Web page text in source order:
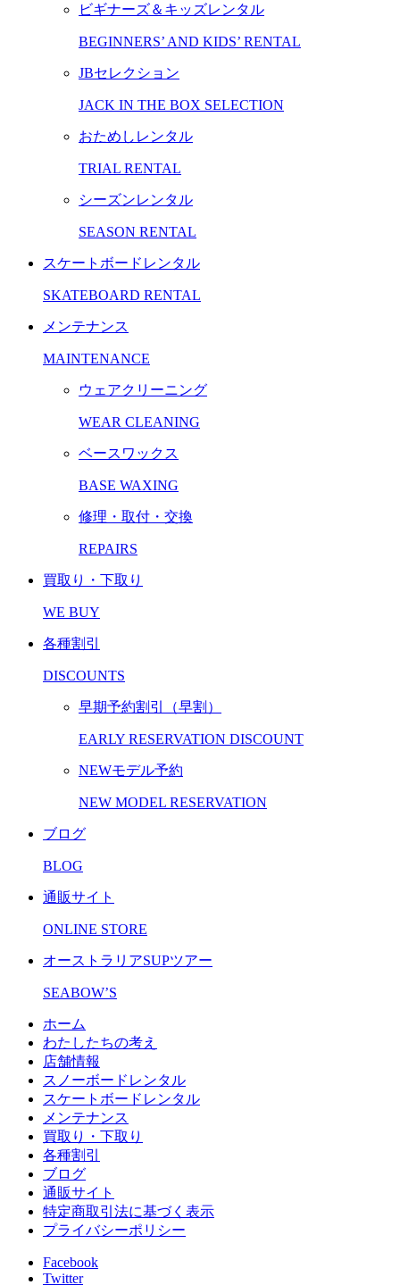
ビギナーズ＆キッズレンタル
BEGINNERS’ AND KIDS’ RENTAL
JBセレクション
JACK IN THE BOX SELECTION
おためしレンタル
TRIAL RENTAL
シーズンレンタル
SEASON RENTAL
スケートボードレンタル
SKATEBOARD RENTAL
メンテナンス
MAINTENANCE
ウェアクリーニング
WEAR CLEANING
ベースワックス
BASE WAXING
修理・取付・交換
REPAIRS
買取り・下取り
WE BUY
各種割引
DISCOUNTS
早期予約割引（早割）
EARLY RESERVATION DISCOUNT
NEWモデル予約
NEW MODEL RESERVATION
ブログ
BLOG
通販サイト
ONLINE STORE
オーストラリアSUPツアー
SEABOW’S
ホーム
わたしたちの考え
店舗情報
スノーボードレンタル
スケートボードレンタル
メンテナンス
買取り・下取り
各種割引
ブログ
通販サイト
特定商取引法に基づく表示
プライバシーポリシー
Facebook
Twitter